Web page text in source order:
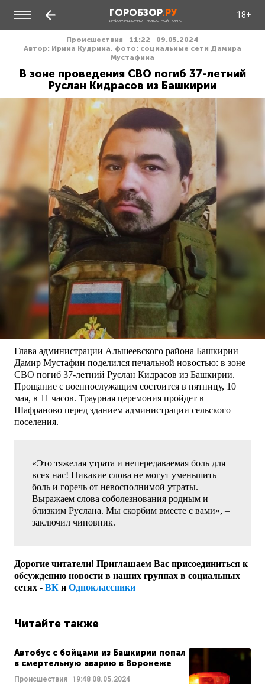
ГОРОБЗОР.РУ
ИНФОРМАЦИОННО - НОВОСТНОЙ ПОРТАЛ
18+
Происшествия 11:22
09.05.2024
Автор: Ирина Кудрина, фото: социальные сети Дамира
Мустафина
В зоне проведения СВО погиб 37-летний
Руслан Кидрасов из Башкирии
Глава администрации Альшеевского района Башкирии
Дамир Мустафин поделился печальной новостью: в зоне
СВО погиб 37-летний Руслан Кидрасов из Башкирии.
Прощание с военнослужащим состоится в пятницу, 10
мая, в 11 часов. Траурная церемония пройдет в
Шафраново перед зданием администрации сельского
поселения.
«Это тяжелая утрата и непередаваемая боль для
всех нас! Никакие слова не могут уменьшить
боль и горечь от невосполнимой утраты.
Выражаем слова соболезнования родным и
близким Руслана. Мы скорбим вместе с вами», –
заключил чиновник.
Дорогие читатели! Приглашаем Вас присоединиться к
обсуждению новости в наших группах в социальных
сетях - ВК и Одноклассники
Читайте также
Автобус с бойцами из Башкирии попал
в смертельную аварию в Воронеже
Происшествия 19:48 08.05.2024